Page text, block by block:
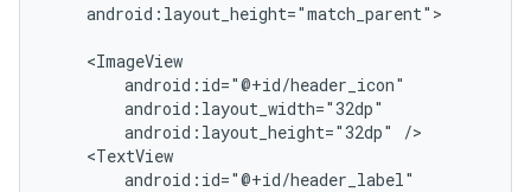
android:layout_height="match_parent">
android:layout_height="32dp"